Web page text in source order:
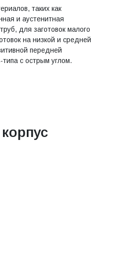
таких как
и аустенитная
для заготовок малого
на низкой и средней
передней
с острым углом.